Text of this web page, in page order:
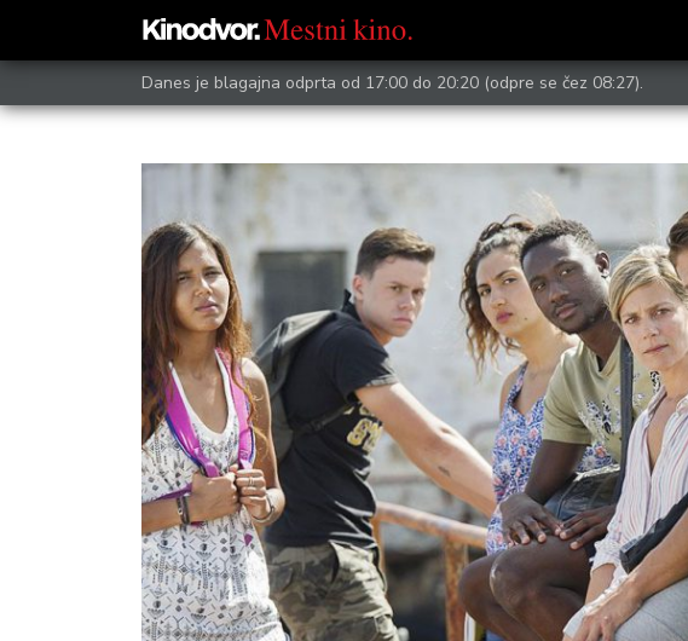
Danes je blagajna odprta od 17:00 do 20:20 (odpre se čez 08:27).